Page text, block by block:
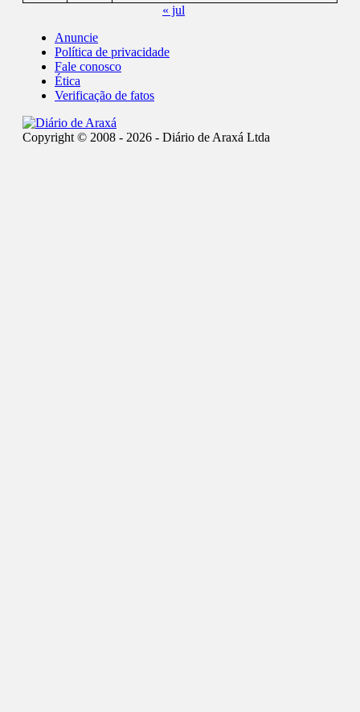
« jul
Anuncie
Política de privacidade
Fale conosco
Ética
Verificação de fatos
Copyright © 2008 - 2026 - Diário de Araxá Ltda